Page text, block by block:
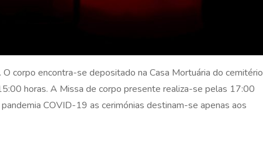
corpo encontra-se depositado na Casa Mortuária do cemitério
horas. A Missa de corpo presente realiza-se pelas 17:00
COVID-19 as cerimónias destinam-se apenas aos